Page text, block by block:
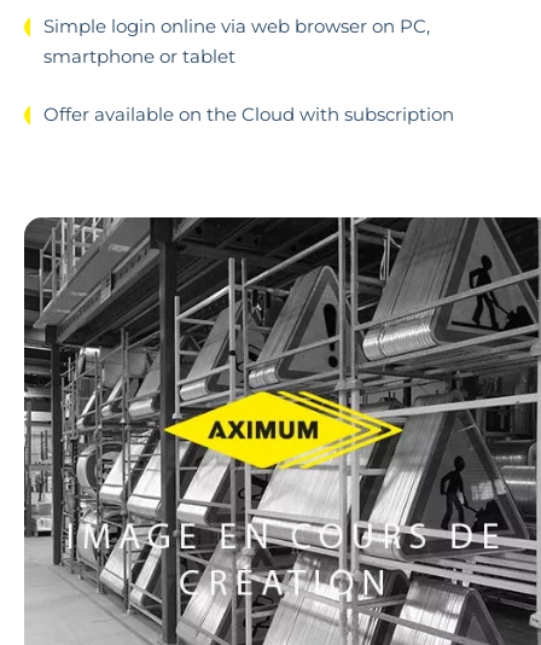
Simple login online via web browser on PC,
smartphone or tablet
Offer available on the Cloud with subscription